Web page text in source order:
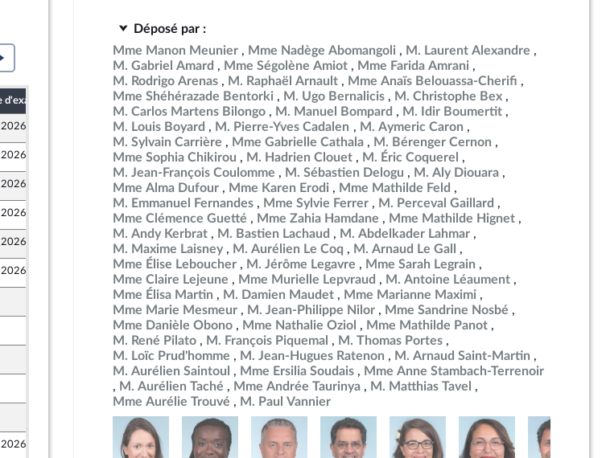
d'examen Date de dépôt
2026 11 mai 2026
2026 12 mai 2026
2026 15 mai 2026
2026 12 mai 2026
2026 15 mai 2026
2026 15 mai 2026
15 mai 2026
12 mai 2026
15 mai 2026
15 mai 2026
15 mai 2026
2026 13 mai 2026
Déposé par :
Mme Manon Meunier
Mme Nadège Abomangoli
M. Laurent Alexandre
M. Gabriel Amard
Mme Ségolène Amiot
Mme Farida Amrani
M. Rodrigo Arenas
M. Raphaël Arnault
Mme Anaïs Belouassa-Cherifi
Mme Shéhérazade Bentorki
M. Ugo Bernalicis
M. Christophe Bex
M. Carlos Martens Bilongo
M. Manuel Bompard
M. Idir Boumertit
M. Louis Boyard
M. Pierre-Yves Cadalen
M. Aymeric Caron
M. Sylvain Carrière
Mme Gabrielle Cathala
M. Bérenger Cernon
Mme Sophia Chikirou
M. Hadrien Clouet
M. Éric Coquerel
M. Jean-François Coulomme
M. Sébastien Delogu
M. Aly Diouara
Mme Alma Dufour
Mme Karen Erodi
Mme Mathilde Feld
M. Emmanuel Fernandes
Mme Sylvie Ferrer
M. Perceval Gaillard
Mme Clémence Guetté
Mme Zahia Hamdane
Mme Mathilde Hignet
M. Andy Kerbrat
M. Bastien Lachaud
M. Abdelkader Lahmar
M. Maxime Laisney
M. Aurélien Le Coq
M. Arnaud Le Gall
Mme Élise Leboucher
M. Jérôme Legavre
Mme Sarah Legrain
Mme Claire Lejeune
Mme Murielle Lepvraud
M. Antoine Léaument
Mme Élisa Martin
M. Damien Maudet
Mme Marianne Maximi
Mme Marie Mesmeur
M. Jean-Philippe Nilor
Mme Sandrine Nosbé
Mme Danièle Obono
Mme Nathalie Oziol
Mme Mathilde Panot
M. René Pilato
M. François Piquemal
M. Thomas Portes
M. Loïc Prud'homme
M. Jean-Hugues Ratenon
M. Arnaud Saint-Martin
M. Aurélien Saintoul
Mme Ersilia Soudais
Mme Anne Stambach-Terrenoir
M. Aurélien Taché
Mme Andrée Taurinya
M. Matthias Tavel
Mme Aurélie Trouvé
M. Paul Vannier